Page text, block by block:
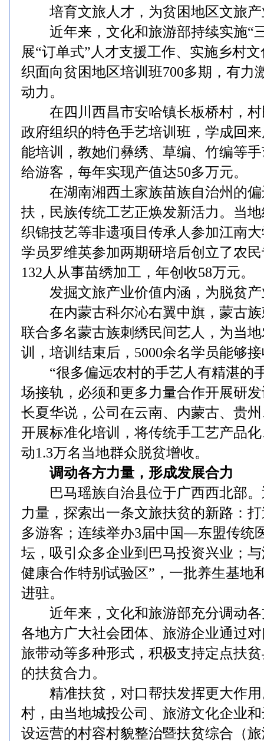
培育文旅人才，为贫困地区文旅产
近年来，文化和旅游部持续实施“
展“订单式”人才支援工作、实施乡村
织面向贫困地区培训班700多期，有力
动力。
在四川西昌市安哈镇长板桥村，村
政府组织的特色手艺培训班，学成回
能培训，教她们彝绣、草编、竹编等
给游客，每年实现产值达50多万元。
在湖南湘西土家族苗族自治州的偏
扶，民族传统工艺正焕发新活力。当
织锦技艺等非遗项目传承人参加江南
学员罗维英参加两期研培后创立了农
132人从事苗绣加工，年创收58万元。
发掘文旅产业价值内涵，为脱贫产
在内蒙古科尔沁右翼中旗，蒙古族
联合多名蒙古族刺绣民间艺人，为当
训，培训结束后，5000余名学员能够
“很多偏远农村的手艺人有精湛的
场接轨，必须和更多力量合作开展研
长夏华说，公司在云南、内蒙古、贵
开展标准化培训，将传统手工艺产品
动1.3万名当地群众脱贫增收。
调动各方力量，形成发展合力
巴马瑶族自治县位于广西西北部。
力量，探索出一条文旅扶贫的新路：
多游客；连续举办3届中国—东盟传统
坛，吸引众多企业到巴马投资兴业；
健康合作特别试验区”，一批养生基地
进驻。
近年来，文化和旅游部充分调动各
各地方广大社会团体、旅游企业通过
旅带动等多种形式，积极支持定点扶
的扶贫合力。
精准扶贫，对口帮扶发挥更大作用
村，由当地城投公司、旅游文化企业
设运营的村容村貌整治暨扶贫综合（